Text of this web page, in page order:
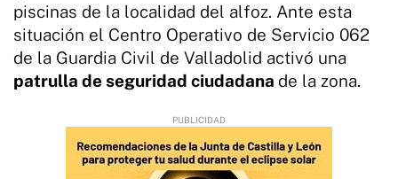
piscinas de la localidad del alfoz. Ante esta
situación el Centro Operativo de Servicio 062
de la Guardia Civil de Valladolid activó una
patrulla de seguridad ciudadana de la zona.